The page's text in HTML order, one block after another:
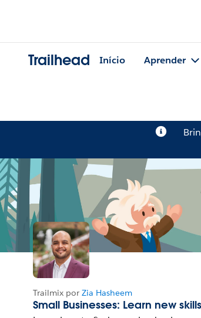
Trailhead Início Aprender